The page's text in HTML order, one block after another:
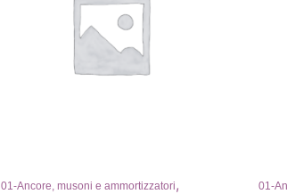
01-Ancore, musoni e ammortizzatori, 01-